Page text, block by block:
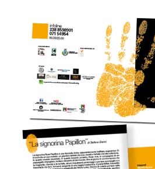
E
BIGLIETTI
PER
FESTIVAL
D’ORO
PREMIO
CARLO
URBANI?